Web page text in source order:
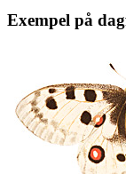
Exempel på